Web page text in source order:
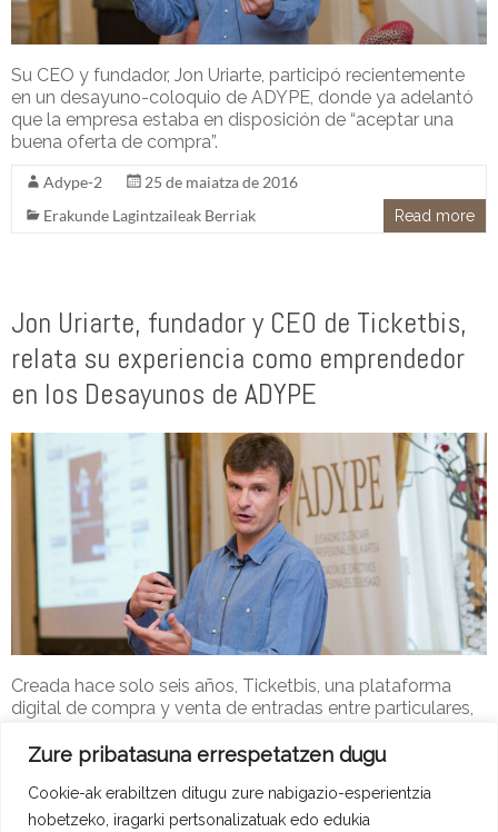
Zure pribatasuna errespetatzen dugu
Cookie-ak erabiltzen ditugu zure nabigazio-esperientzia
hobetzeko, iragarki pertsonalizatuak edo edukia
Su CEO y fundador, Jon Uriarte, participó recientemente
en un desayuno-coloquio de ADYPE, donde ya adelantó
que la empresa estaba en disposición de “aceptar una
buena oferta de compra”.
Adype-2
25 de maiatza de 2016
Erakunde Lagintzaileak Berriak
Read more
Jon Uriarte, fundador y CEO de Ticketbis,
relata su experiencia como emprendedor
en los Desayunos de ADYPE
Creada hace solo seis años, Ticketbis, una plataforma
digital de compra y venta de entradas entre particulares,
Adype-2 19 de apirila de 2016 ADYPE Berriak
Read more